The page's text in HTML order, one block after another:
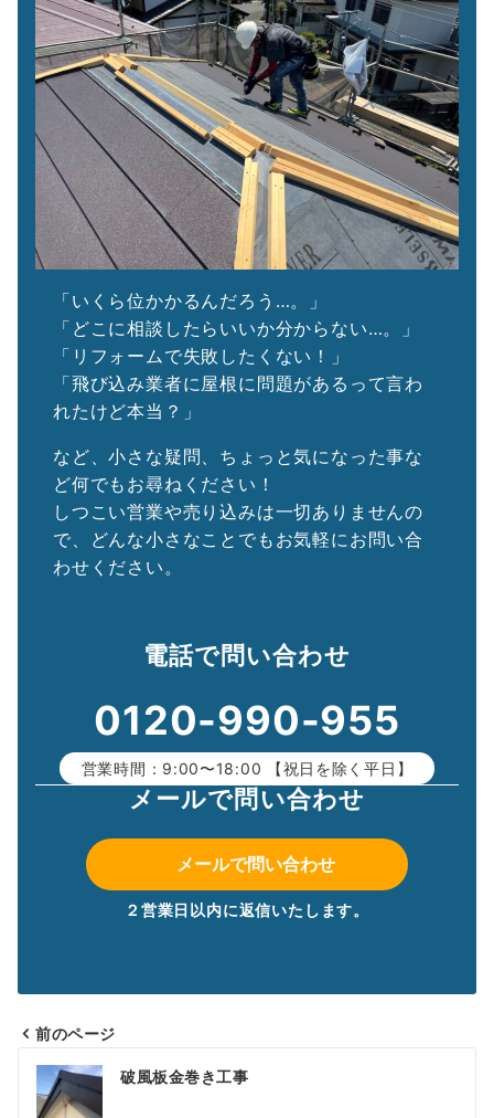
「いくら位かかるんだろう…。」
「どこに相談したらいいか分からない…。」
「リフォームで失敗したくない！」
「飛び込み業者に屋根に問題があるって言わ
れたけど本当？」
など、小さな疑問、ちょっと気になった事な
ど何でもお尋ねください！
しつこい営業や売り込みは一切ありませんの
で、どんな小さなことでもお気軽にお問い合
わせください。
電話で問い合わせ
0120-990-955
営業時間：9:00〜18:00 【祝日を除く平日】
メールで問い合わせ
メールで問い合わせ
２営業日以内に返信いたします。
投
稿
前のページ
破風板金巻き工事